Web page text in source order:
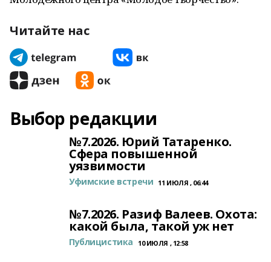
Читайте нас
Выбор редакции
№7.2026. Юрий Татаренко.
Сфера повышенной
уязвимости
Уфимские встречи 11 ИЮЛЯ , 06:44
№7.2026. Разиф Валеев. Охота:
какой была, такой уж нет
Публицистика 10 ИЮЛЯ , 12:58